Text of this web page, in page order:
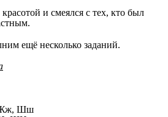
и смеялся с тех, кто был
ещё несколько заданий.
Жж, Шш